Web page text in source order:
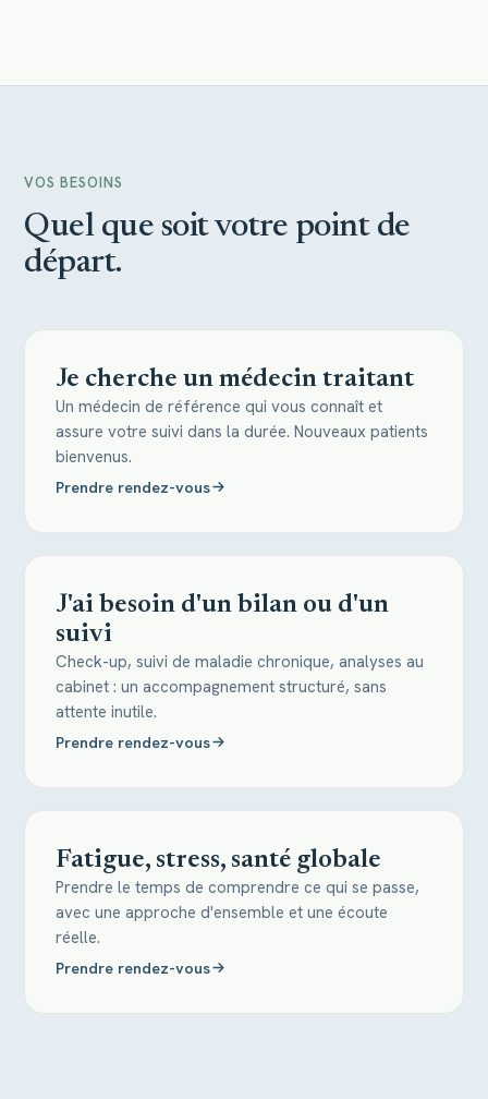
VOS BESOINS
Quel que soit votre point de
départ.
Je cherche un médecin traitant
Un médecin de référence qui vous connaît et
assure votre suivi dans la durée. Nouveaux patients
bienvenus.
Prendre rendez-vous
J'ai besoin d'un bilan ou d'un
suivi
Check-up, suivi de maladie chronique, analyses au
cabinet : un accompagnement structuré, sans
attente inutile.
Prendre rendez-vous
Fatigue, stress, santé globale
Prendre le temps de comprendre ce qui se passe,
avec une approche d'ensemble et une écoute
réelle.
Prendre rendez-vous